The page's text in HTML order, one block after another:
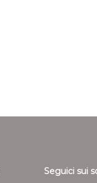
Seguici sui